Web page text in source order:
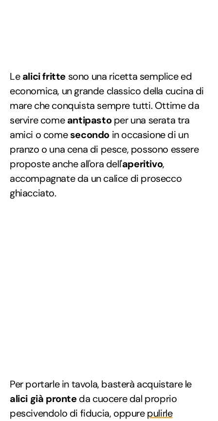
Lealici fritte sono una ricetta semplice ed
economica, un grande classico della cucina di
mare che conquista sempre tutti. Ottime da
servire comeantipastoper una serata tra
amici o comesecondo in occasione di un
pranzo o una cena di pesce, possono essere
proposte anche all'ora dell'aperitivo,
accompagnate da un calice di prosecco
ghiacciato.
Per portarle in tavola, basterà acquistare le
alici già pronteda cuocere dal proprio
pescivendolo di fiducia, oppurepulirle